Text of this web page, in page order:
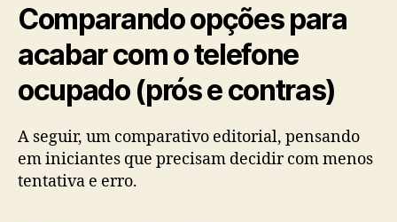
Comparando opções para
acabar com o telefone
ocupado (prós e contras)
A seguir, um comparativo editorial, pensando
em iniciantes que precisam decidir com menos
tentativa e erro.